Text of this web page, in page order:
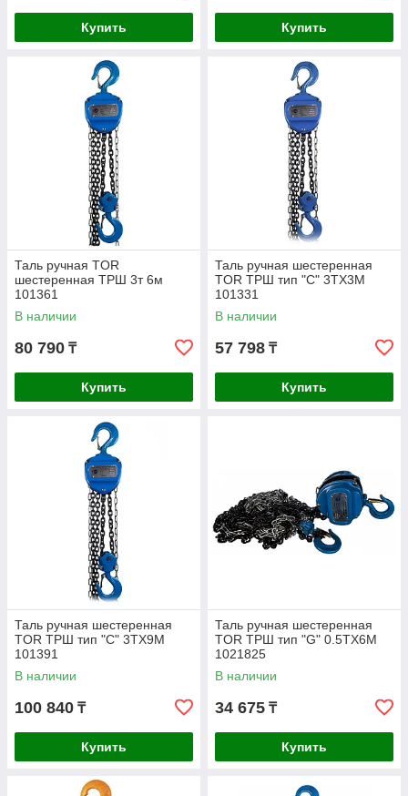
Купить Купить
Таль ручная TOR
шестеренная ТРШ 3т 6м
101361
В наличии
80 790 ₸
Купить
Таль ручная шестеренная
TOR ТРШ тип "С" 3ТХ3М
101331
В наличии
57 798 ₸
Купить
Таль ручная шестеренная
TOR ТРШ тип "С" 3ТХ9М
101391
В наличии
100 840 ₸
Купить
Таль ручная шестеренная
TOR ТРШ тип "G" 0.5ТХ6М
1021825
В наличии
34 675 ₸
Купить